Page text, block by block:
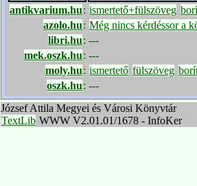
antikvarium.hu: ismertető+fülszöveg
azolo.hu: Még nincs kérdéssor a
libri.hu: ---
mek.oszk.hu: ---
moly.hu: ismertető fülszöveg
oszk.hu: ---
József Attila Megyei és Városi Könyvtár
TextLib WWW V2.01.01/1678 - InfoKer